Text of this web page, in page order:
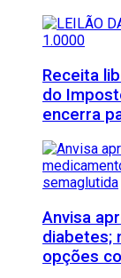
Receita
do
encerra
Anvisa
diabetes;
opções